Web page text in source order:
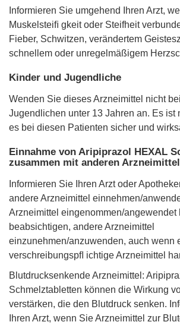
Informieren Sie umgehend Ihren Arzt,
Muskelsteiﬁ gkeit oder Steifheit
Fieber, Schwitzen, verändertem
schnellem oder unregelmäßigem
Kinder und Jugendliche
Wenden Sie dieses Arzneimittel nicht
Jugendlichen unter 13 Jahren an. Es ist
es bei diesen Patienten sicher und
Einnahme von Aripiprazol HEXAL
zusammen mit anderen
Informieren Sie Ihren Arzt oder
andere Arzneimittel einnehmen/
Arzneimittel eingenommen/angewendet
beabsichtigen, andere Arzneimittel
einzunehmen/anzuwenden, auch wenn
verschreibungspﬂ ichtige Arzneimittel
Blutdrucksenkende Arzneimittel:
Schmelztabletten können die Wirkung
verstärken, die den Blutdruck senken.
Ihren Arzt, wenn Sie Arzneimittel zur